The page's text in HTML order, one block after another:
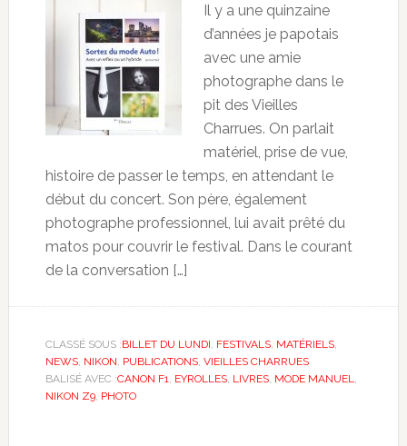
Il y a une quinzaine
d’années je papotais
avec une amie
photographe dans le
pit des Vieilles
Charrues. On parlait
matériel, prise de vue,
histoire de passer le temps, en attendant le
début du concert. Son père, également
photographe professionnel, lui avait prêté du
matos pour couvrir le festival. Dans le courant
de la conversation […]
CLASSÉ SOUS :BILLET DU LUNDI FESTIVALS, MATÉRIELS,
NEWS, NIKON PUBLICATIONS, VIEILLES CHARRUES
BALISÉ AVEC :CANON F1 EYROLLES, LIVRES, MODE MANUEL
NIKON Z9, PHOTO